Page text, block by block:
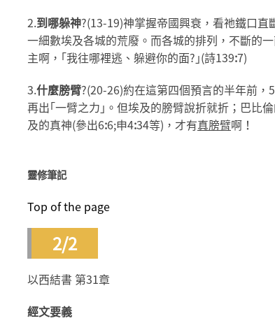
2.到哪躲神?(13-19)神掌握帝國興衰，看祂鐵口
一細數埃及各城的荒廢。而各城的排列，不斷的
主啊，｢我往哪裡逃、躲避你的面?｣(詩139:7)
3.什麼膀臂?(20-26)約在這第四個預言的半年前
再出｢一臂之力｣。但埃及的膀臂說折就折；巴比
及的真神(參出6:6;申4:34等)，才有真膀臂啊！
靈修筆記
Top of the page
2/2
以西結書 第31章
經文要義